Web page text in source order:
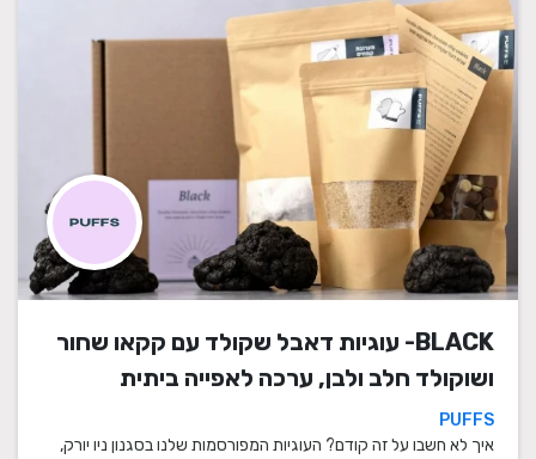
BLACK- עוגיות דאבל שקולד עם קקאו שחור
ושוקולד חלב ולבן, ערכה לאפייה ביתית
PUFFS
איך לא חשבו על זה קודם? העוגיות המפורסמות שלנו בסגנון ניו יורק,